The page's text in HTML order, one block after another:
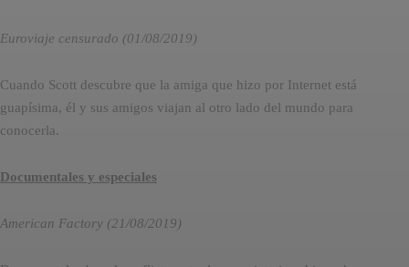
Euroviaje censurado (01/08/2019)
Cuando Scott descubre que la amiga que hizo por Internet está
guapísima, él y sus amigos viajan al otro lado del mundo para
conocerla.
Documentales y especiales
American Factory (21/08/2019)